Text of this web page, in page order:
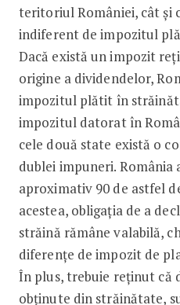
teritoriul României, cât și
indiferent de impozitul
Dacă există un impozit
origine a dividendelor,
impozitul plătit în
impozitul datorat în
cele două state există o
dublei impuneri. România
aproximativ 90 de astfel
acestea, obligația de a
străină rămâne valabilă,
diferențe de impozit de
În plus, trebuie reținut că
obținute din străinătate,